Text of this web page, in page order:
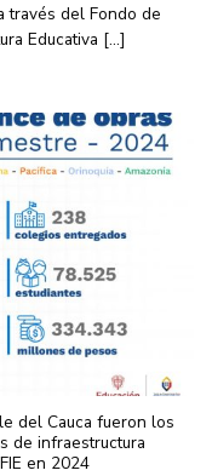
través del Fondo de
Educativa [...]
del Cauca fueron los
de infraestructura
en 2024